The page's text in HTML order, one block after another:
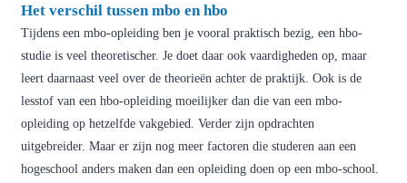
Het verschil tussen mbo en hbo
Tijdens een mbo-opleiding ben je vooral praktisch bezig, een hbo-
studie is veel theoretischer. Je doet daar ook vaardigheden op, maar
leert daarnaast veel over de theorieën achter de praktijk. Ook is de
lesstof van een hbo-opleiding moeilijker dan die van een mbo-
opleiding op hetzelfde vakgebied. Verder zijn opdrachten
uitgebreider. Maar er zijn nog meer factoren die studeren aan een
hogeschool anders maken dan een opleiding doen op een mbo-school.